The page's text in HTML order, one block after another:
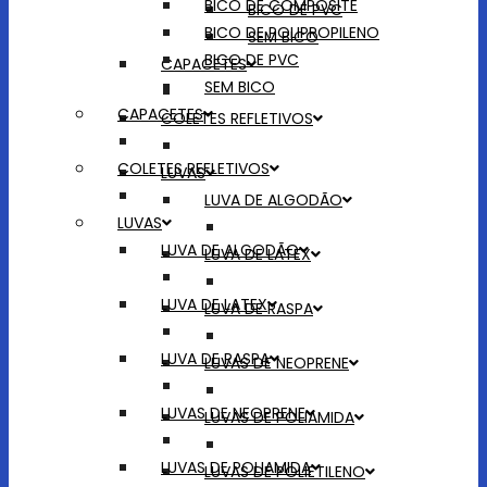
BICO DE PVC
SEM BICO
CAPACETES
COLETES REFLETIVOS
LUVAS
LUVA DE ALGODÃO
LUVA DE LATEX
LUVA DE RASPA
LUVAS DE NEOPRENE
LUVAS DE POLIAMIDA
LUVAS DE POLIETILENO
BICO DE COMPOSITE
BICO DE POLIPROPILENO
BICO DE PVC
SEM BICO
CAPACETES
COLETES REFLETIVOS
LUVAS
LUVA DE ALGODÃO
LUVA DE LATEX
LUVA DE RASPA
LUVAS DE NEOPRENE
LUVAS DE POLIAMIDA